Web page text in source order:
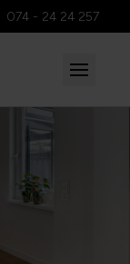
074 - 24 24 257